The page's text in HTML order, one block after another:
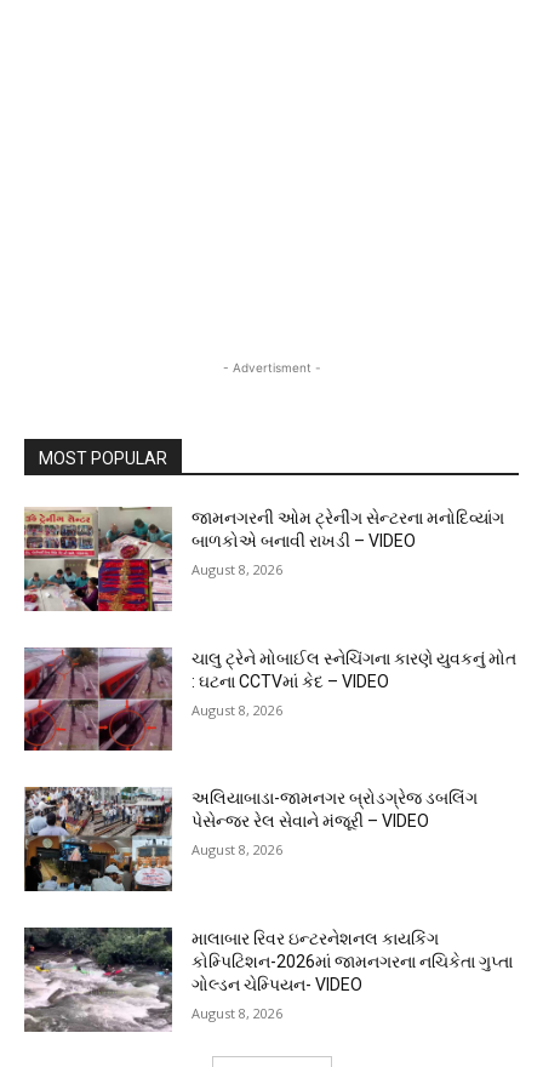
- Advertisment -
MOST POPULAR
જામનગરની ઓમ ટ્રેનીંગ સેન્ટરના મનોદિવ્યાંગ
બાળકોએ બનાવી રાખડી – VIDEO
August 8, 2026
ચાલુ ટ્રેને મોબાઈલ સ્નેચિંગના કારણે યુવકનું મોત
: ઘટના CCTVમાં કેદ – VIDEO
August 8, 2026
અલિયાબાડા-જામનગર બ્રોડગ્રેજ ડબલિંગ
પેસેન્જર રેલ સેવાને મંજૂરી – VIDEO
August 8, 2026
માલાબાર રિવર ઇન્ટરનેશનલ કાયકિંગ
કોમ્પિટિશન-2026માં જામનગરના નચિકેતા ગુપ્તા
ગોલ્ડન ચેમ્પિયન- VIDEO
August 8, 2026